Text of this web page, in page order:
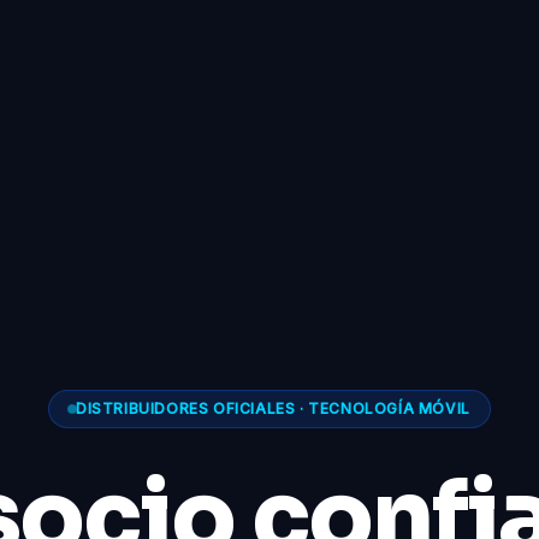
DISTRIBUIDORES OFICIALES · TECNOLOGÍA MÓVIL